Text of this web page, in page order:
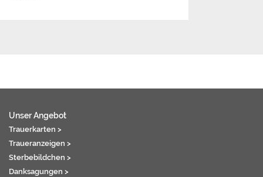
Unser Angebot
Trauerkarten >
Traueranzeigen >
Sterbebildchen >
Danksagungen >